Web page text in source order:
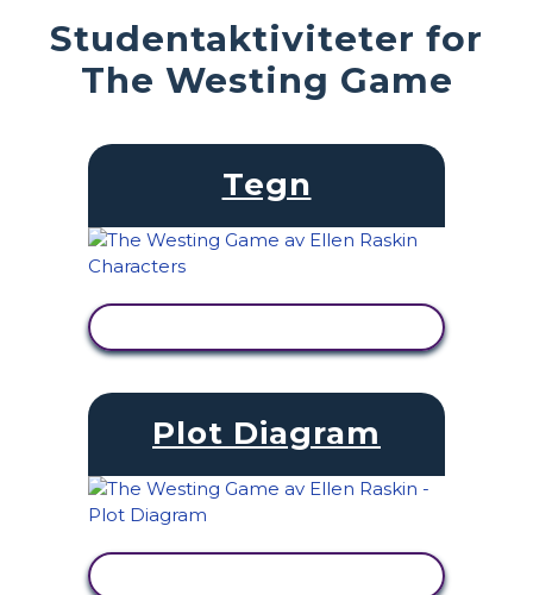
Studentaktiviteter for
The Westing Game
Tegn
Plot Diagram